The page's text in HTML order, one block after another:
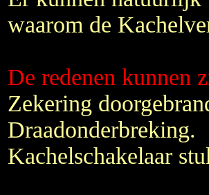
waarom de
De redenen kunnen
Zekering
Draadonderbreking.
Kachelschakelaar